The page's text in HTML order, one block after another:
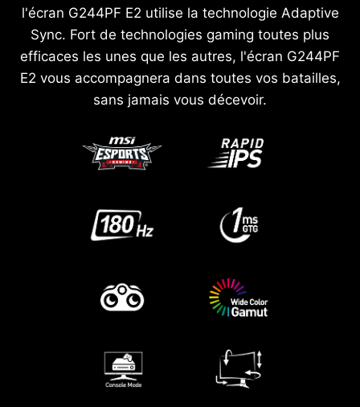
l'écran G244PF E2 utilise la technologie Adaptive
Sync. Fort de technologies gaming toutes plus
efficaces les unes que les autres, l'écran G244PF
E2 vous accompagnera dans toutes vos batailles,
sans jamais vous décevoir.